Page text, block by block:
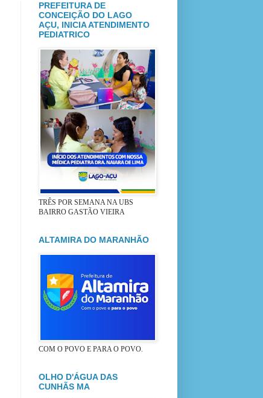
PREFEITURA DE
CONCEIÇÃO DO LAGO
AÇU, INICIA ATENDIMENTO
PEDIATRICO
TRÊS POR SEMANA NA UBS
BAIRRO GASTÃO VIEIRA
ALTAMIRA DO MARANHÃO
COM O POVO E PARA O POVO.
OLHO D'ÁGUA DAS
CUNHÃS MA